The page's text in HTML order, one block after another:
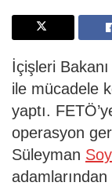
İçişleri
ile mücadele
yaptı.
operasyon
Süleyman